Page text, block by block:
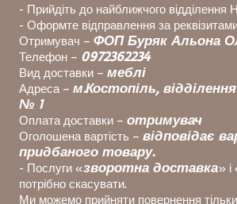
- Прийдіть до найближчого відділення
- Оформте відправлення за
Отримувач – ФОП Буряк Альона
Телефон – 0972362234
Вид доставки – меблі
Адреса – м.Костопіль,
№ 1
Оплата доставки – отримувач
Оголошена вартість – відповідає
придбаного товару.
- Послуги «зворотна доставка» і
потрібно скасувати.
Ми можемо прийняти повернення